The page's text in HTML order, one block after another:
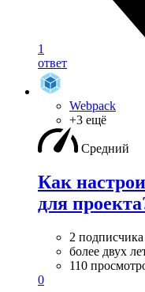
1
ответ
Webpack
+3 ещё
Средний
Как
для
2 подписчика
более двух
110
0